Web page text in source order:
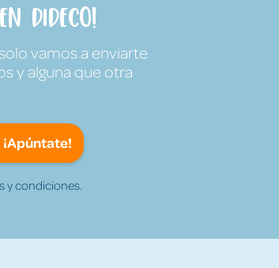
Dideco!
vamos a enviarte
y alguna que otra
¡Apúntate!
y condiciones.